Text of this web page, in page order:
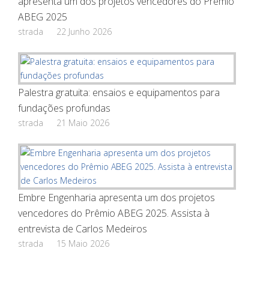
ABEG 2025
strada 22 Junho 2026
Palestra gratuita: ensaios e equipamentos para
fundações profundas
strada 21 Maio 2026
Embre Engenharia apresenta um dos projetos
vencedores do Prêmio ABEG 2025. Assista à
entrevista de Carlos Medeiros
strada 15 Maio 2026